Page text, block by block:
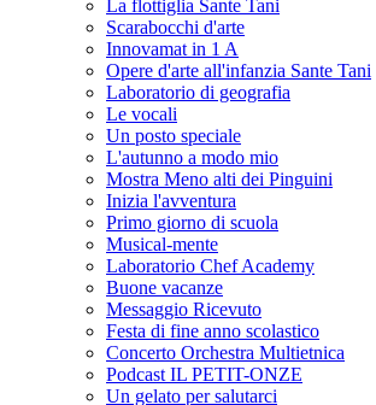
La flottiglia Sante Tani
Scarabocchi d'arte
Innovamat in 1 A
Opere d'arte all'infanzia Sante Tani
Laboratorio di geografia
Le vocali
Un posto speciale
L'autunno a modo mio
Mostra Meno alti dei Pinguini
Inizia l'avventura
Primo giorno di scuola
Musical-mente
Laboratorio Chef Academy
Buone vacanze
Messaggio Ricevuto
Festa di fine anno scolastico
Concerto Orchestra Multietnica
Podcast IL PETIT-ONZE
Un gelato per salutarci